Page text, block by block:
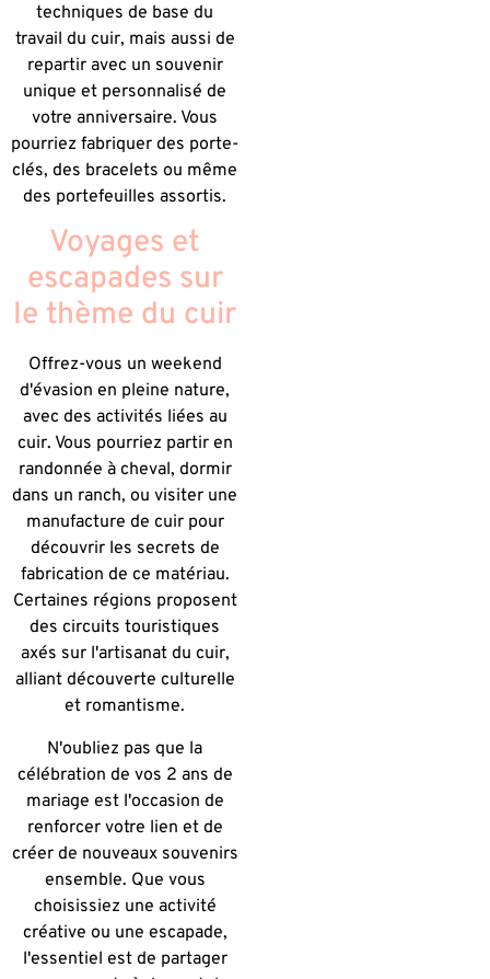
techniques de base du
travail du cuir, mais aussi de
repartir avec un souvenir
unique et personnalisé de
votre anniversaire. Vous
pourriez fabriquer des porte-
clés, des bracelets ou même
des portefeuilles assortis.
Voyages et
escapades sur
le thème du cuir
Offrez-vous un weekend
d'évasion en pleine nature,
avec des activités liées au
cuir. Vous pourriez partir en
randonnée à cheval, dormir
dans un ranch, ou visiter une
manufacture de cuir pour
découvrir les secrets de
fabrication de ce matériau.
Certaines régions proposent
des circuits touristiques
axés sur l'artisanat du cuir,
alliant découverte culturelle
et romantisme.
N'oubliez pas que la
célébration de vos 2 ans de
mariage est l'occasion de
renforcer votre lien et de
créer de nouveaux souvenirs
ensemble. Que vous
choisissiez une activité
créative ou une escapade,
l'essentiel est de partager